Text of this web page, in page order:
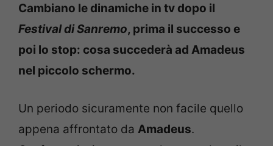
Cambiano le dinamiche in tv dopo il
Festival di Sanremo, prima il successo e
poi lo stop: cosa succederà ad Amadeus
nel piccolo schermo.
Un periodo sicuramente non facile quello
appena affrontato da Amadeus.